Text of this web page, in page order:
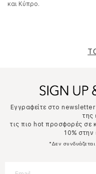
και Κύπρο.
Εγγραφείτε στο
της
τις πιο hot προσφορές σε
10%
*Δεν